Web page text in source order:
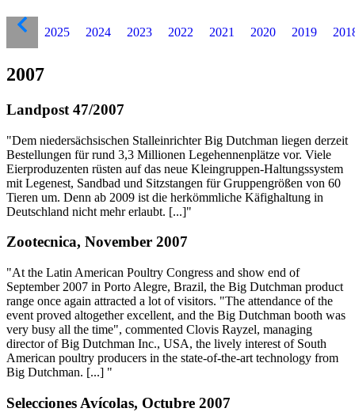
2025 2024 2023 2022 2021 2020 2019
2007
Landpost 47/2007
"Dem niedersächsischen Stalleinrichter Big Dutchman liegen derzeit
Bestellungen für rund 3,3 Millionen Legehennenplätze vor. Viele
Eierproduzenten rüsten auf das neue Kleingruppen-Haltungssystem
mit Legenest, Sandbad und Sitzstangen für Gruppengrößen von 60
Tieren um. Denn ab 2009 ist die herkömmliche Käfighaltung in
Deutschland nicht mehr erlaubt. [...]"
Zootecnica, November 2007
"At the Latin American Poultry Congress and show end of
September 2007 in Porto Alegre, Brazil, the Big Dutchman product
range once again attracted a lot of visitors. "The attendance of the
event proved altogether excellent, and the Big Dutchman booth was
very busy all the time", commented Clovis Rayzel, managing
director of Big Dutchman Inc., USA, the lively interest of South
American poultry producers in the state-of-the-art technology from
Big Dutchman. [...] "
Selecciones Avícolas, Octubre 2007